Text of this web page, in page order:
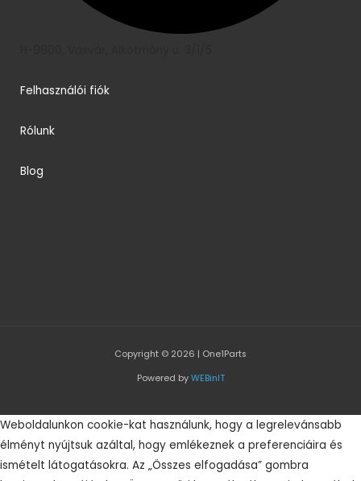
Felhasználói fiók
Rólunk
Blog
Copyright © 2026 | One1Parts
Powered by WEBinIT
Weboldalunkon cookie-kat használunk, hogy a legrelevánsabb
élményt nyújtsuk azáltal, hogy emlékeznek a preferenciáira és
ismételt látogatásokra. Az „Összes elfogadása” gombra